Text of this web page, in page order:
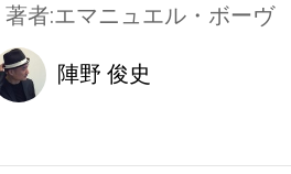
著者:エマニュエル・ボーヴ
陣野 俊史